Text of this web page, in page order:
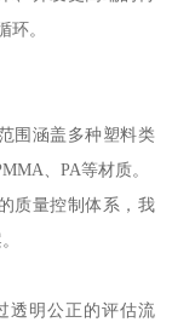
环。
围涵盖多种塑料类
、PA等材质。
质量控制体系，我
透明公正的评估流